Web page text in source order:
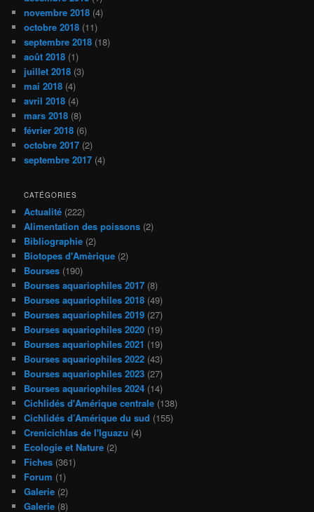
novembre 2018 (4)
octobre 2018 (11)
septembre 2018 (18)
août 2018 (1)
juillet 2018 (3)
mai 2018 (4)
avril 2018 (4)
mars 2018 (8)
février 2018 (6)
octobre 2017 (2)
septembre 2017 (4)
CATÉGORIES
Actualité (222)
Alimentation des poissons (2)
Bibliographie (2)
Biotopes d'Amèrique (2)
Bourses (190)
Bourses aquariophiles 2017 (8)
Bourses aquariophiles 2018 (49)
Bourses aquariophiles 2019 (27)
Bourses aquariophiles 2020 (19)
Bourses aquariophiles 2021 (19)
Bourses aquariophiles 2022 (43)
Bourses aquariophiles 2023 (27)
Bourses aquariophiles 2024 (14)
Cichlidés d'Amérique centrale (138)
Cichlidés d’Amérique du sud (155)
Crenicichlas de l'Iguazu (4)
Ecologie et Nature (2)
Fiches (361)
Forum (1)
Galerie (2)
Galerie (8)